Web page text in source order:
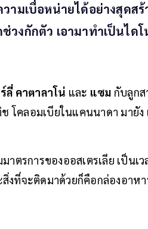
ามเบื่อหน่ายได้อย่างสุดสร้
งกักตัว เอามาทำเป็นไดโ
ลี่ คาตาลาโน่ และ แซม กับลูกส
โคลอมเบียในแคนนาดา มายัง
ตรการของออสเตรเลีย เป็นเ
งที่จะติดมาด้วยก็คือกล่องอาห